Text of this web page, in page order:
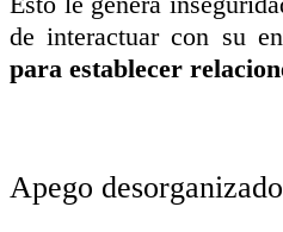
de interactuar con su
para establecer
Apego desorganizado